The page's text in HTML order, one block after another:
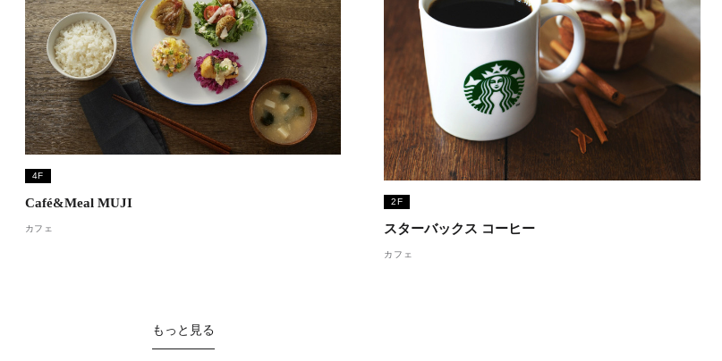
4F
Café&Meal MUJI
カフェ
2F
スターバックス コーヒー
カフェ
もっと見る